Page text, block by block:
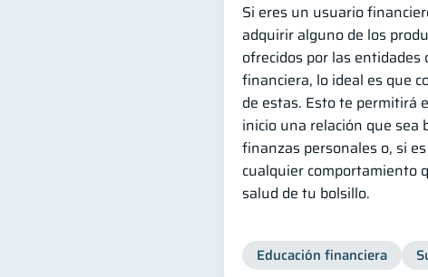
Si eres un usuario
adquirir alguno de los
ofrecidos por las entidades
financiera, lo ideal es que
de estas. Esto te permitirá
inicio una relación que sea
finanzas personales o, si
cualquier comportamiento
salud de tu bolsillo.
Educación financiera